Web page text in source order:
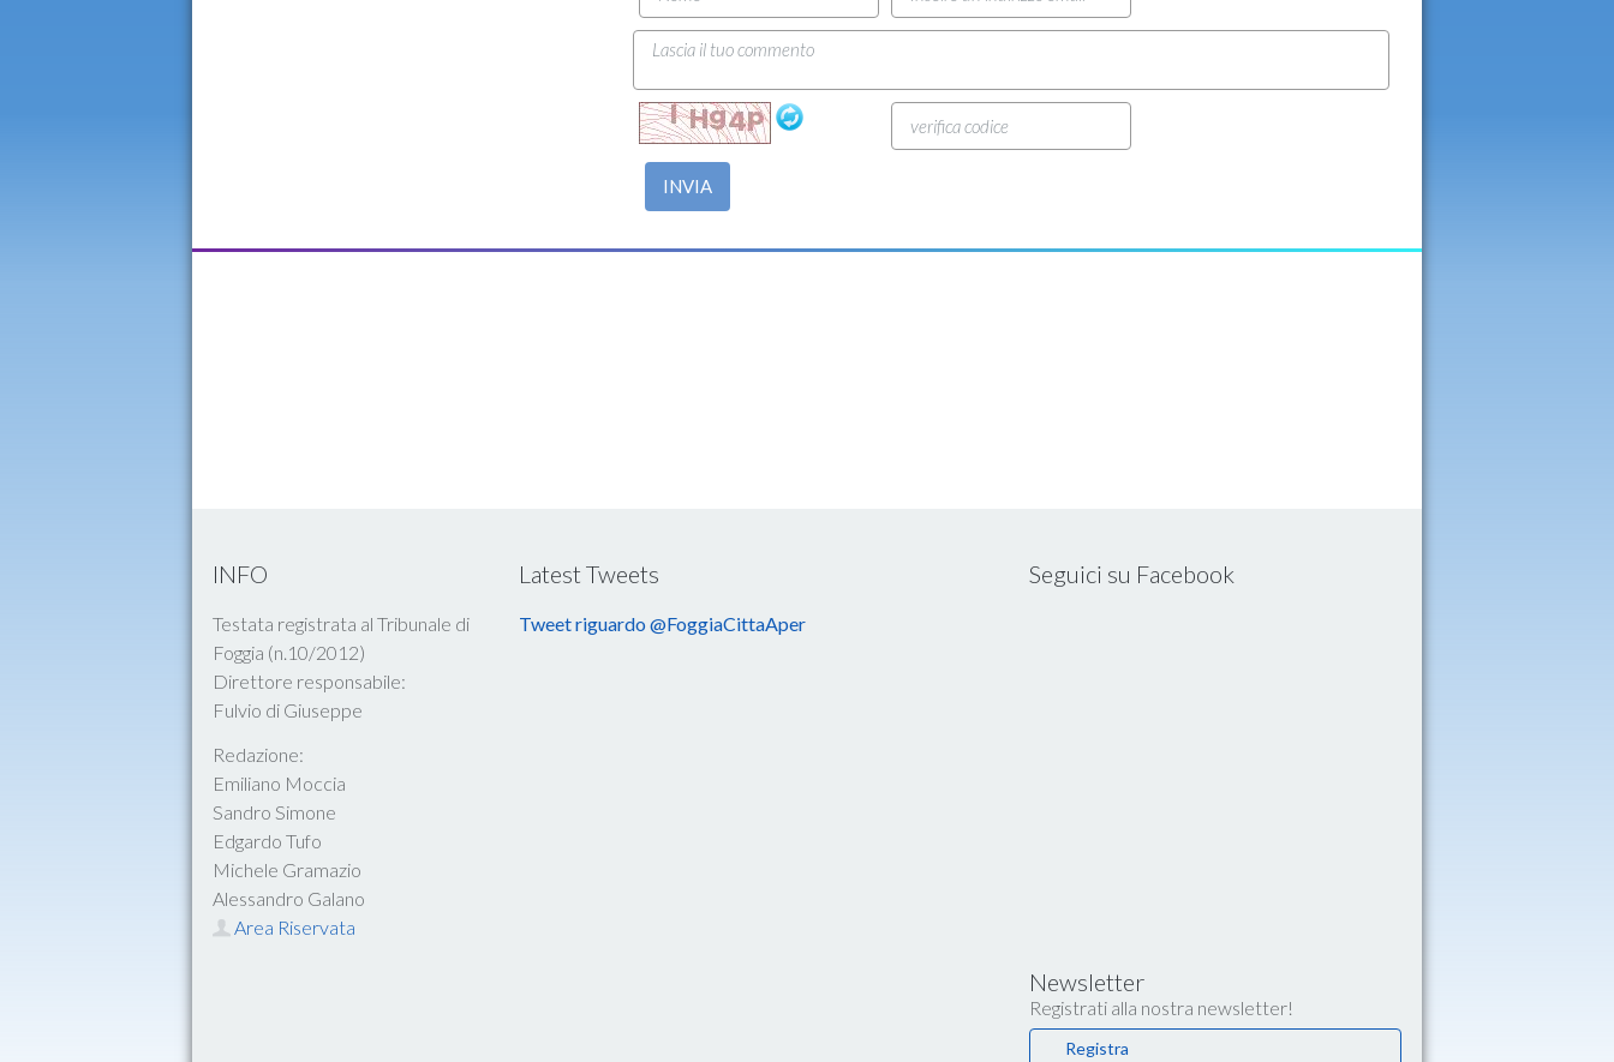
INVIA
INFO
Testata registrata al Tribunale di
Foggia (n.10/2012)
Direttore responsabile:
Fulvio di Giuseppe
Redazione:
Emiliano Moccia
Sandro Simone
Edgardo Tufo
Michele Gramazio
Alessandro Galano
Area Riservata
Latest Tweets
Tweet riguardo @FoggiaCittaAper
Seguici su Facebook
Newsletter
Registrati alla nostra newsletter!
Registra